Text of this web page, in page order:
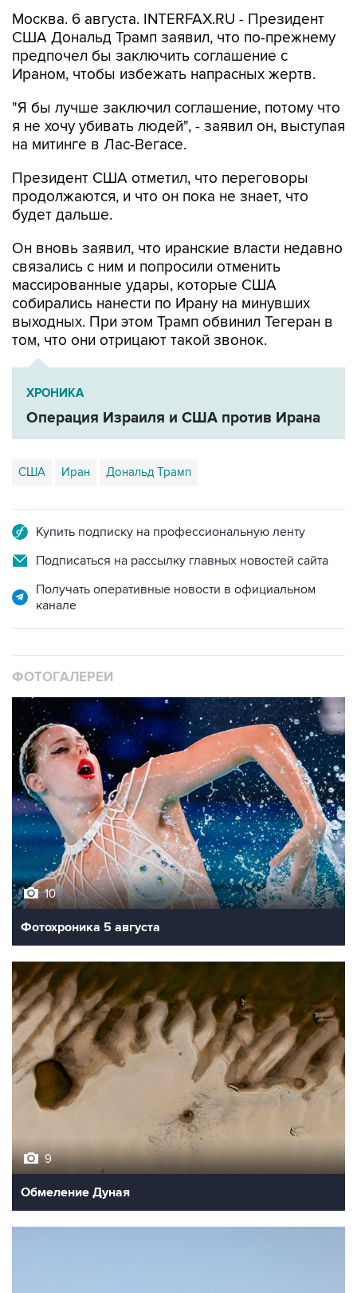
предпочел бы заключить соглашение с
Ираном, чтобы избежать напрасных жертв.
"Я бы лучше заключил соглашение, потому что
на митинге в Лас-Вегасе.
Президент США отметил, что переговоры
будет дальше.
Он вновь заявил, что иранские власти недавно
массированные удары, которые США
собирались нанести по Ирану на минувших
выходных. При этом Трамп обвинил Тегеран в
том, что они отрицают такой звонок.
ХРОНИКА
Операция Израиля и США против Ирана
США Иран Дональд Трамп
Подписаться на рассылку главных новостей сайта
Получать оперативные новости в официальном
канале
10
Фотохроника 5 августа
Обмеление Дуная